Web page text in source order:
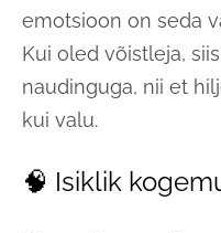
emotsioon on seda
Kui oled võistleja,
naudinguga, nii et
kui valu.
🧠 Isiklik